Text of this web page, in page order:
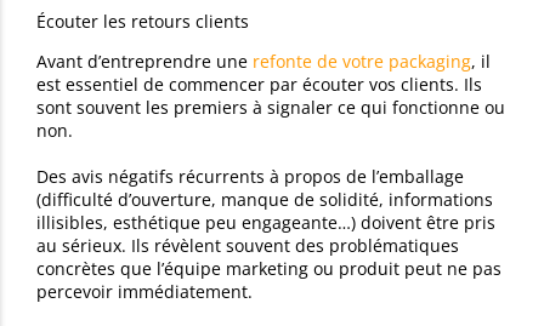
Écouter les retours clients
Avant d’entreprendre une refonte de votre packaging, il
est essentiel de commencer par écouter vos clients. Ils
sont souvent les premiers à signaler ce qui fonctionne ou
non.
Des avis négatifs récurrents à propos de l’emballage
(difficulté d’ouverture, manque de solidité, informations
illisibles, esthétique peu engageante…) doivent être pris
au sérieux. Ils révèlent souvent des problématiques
concrètes que l’équipe marketing ou produit peut ne pas
percevoir immédiatement.